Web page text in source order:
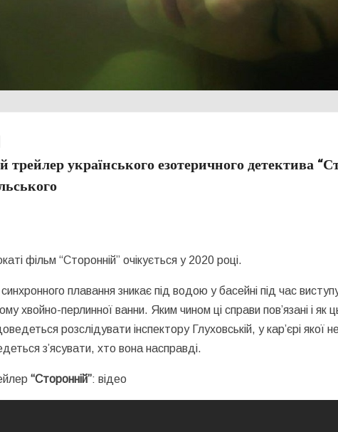
українського езотеричного детектива
фільм “Сторонній” очікується у 2020 році.
плавання зникає під водою у басейні під час
хвойно-перлинної ванни. Яким чином ці справи пов’язані і як
розслідувати інспектору Глуховській, у кар’єрі якої
з’ясувати, хто вона насправді.
“Сторонній”: відео